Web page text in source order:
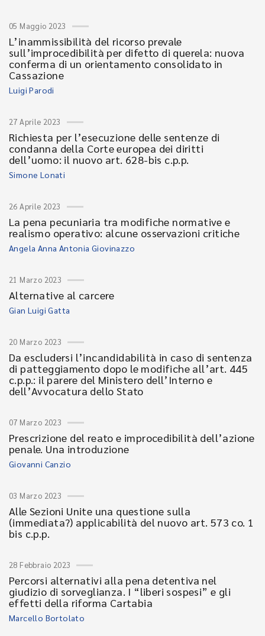
05 Maggio 2023
L’inammissibilità del ricorso prevale
sull’improcedibilità per difetto di querela: nuova
conferma di un orientamento consolidato in
Cassazione
Luigi Parodi
27 Aprile 2023
Richiesta per l’esecuzione delle sentenze di
condanna della Corte europea dei diritti
dell’uomo: il nuovo art. 628-bis c.p.p.
Simone Lonati
26 Aprile 2023
La pena pecuniaria tra modifiche normative e
realismo operativo: alcune osservazioni critiche
Angela Anna Antonia Giovinazzo
21 Marzo 2023
Alternative al carcere
Gian Luigi Gatta
20 Marzo 2023
Da escludersi l’incandidabilità in caso di sentenza
di patteggiamento dopo le modifiche all’art. 445
c.p.p.: il parere del Ministero dell’Interno e
dell’Avvocatura dello Stato
07 Marzo 2023
Prescrizione del reato e improcedibilità dell’azione
penale. Una introduzione
Giovanni Canzio
03 Marzo 2023
Alle Sezioni Unite una questione sulla
(immediata?) applicabilità del nuovo art. 573 co. 1
bis c.p.p.
28 Febbraio 2023
Percorsi alternativi alla pena detentiva nel
giudizio di sorveglianza. I “liberi sospesi” e gli
effetti della riforma Cartabia
Marcello Bortolato